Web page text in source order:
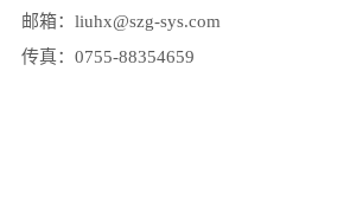
邮箱：liuhx@szg-sys.com
传真：0755-88354659